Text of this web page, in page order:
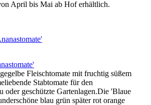
April bis Mai ab Hof erhältlich.
Fleischtomate mit fruchtig süßem
Stabtomate für den
oder geschützte Gartenlagen.Die 'Blaue
blau grün später rot orange